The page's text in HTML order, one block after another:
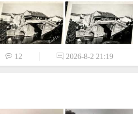
 12  2026-8-2 21:19